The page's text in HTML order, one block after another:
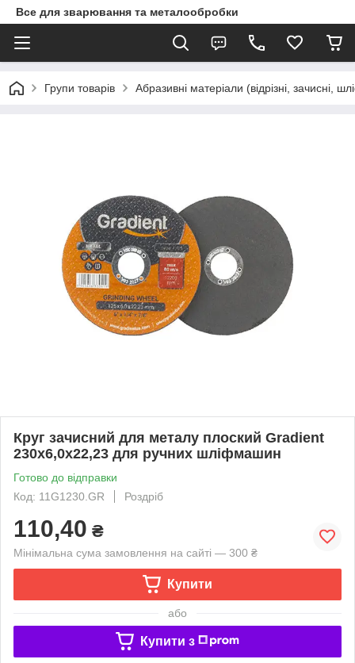
Все для зварювання та металообробки
Групи товарів Абразивні матеріали (відрізні, зачисні,
Круг зачисний для металу плоский Gradient
230x6,0x22,23 для ручних шліфмашин
Готово до відправки
Код: 11G1230.GR
Роздріб
110,40 ₴
Мінімальна сума замовлення на сайті — 300 ₴
Купити
або
Купити з